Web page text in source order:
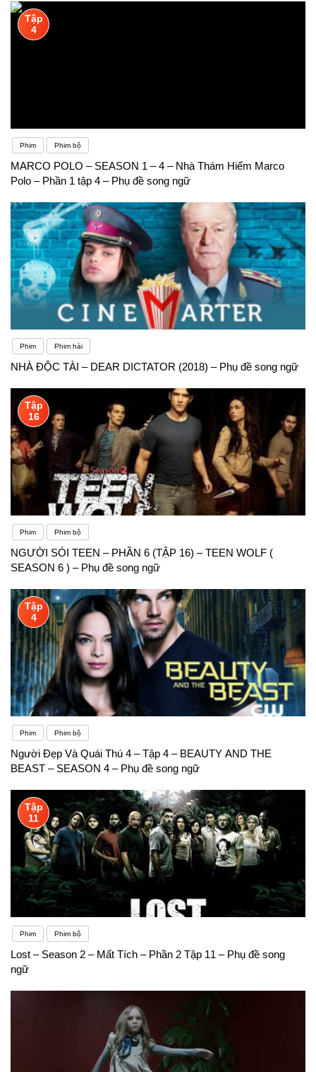
Tập
4
Phim Phim bộ
MARCO POLO – SEASON 1 – 4 – Nhà Thám Hiểm Marco
Polo – Phần 1 tập 4 – Phụ đề song ngữ
Phim Phim hài
NHÀ ĐỘC TÀI – DEAR DICTATOR (2018) – Phụ đề song ngữ
Tập
16
Phim Phim bộ
NGƯỜI SÓI TEEN – PHẦN 6 (TẬP 16) – TEEN WOLF (
SEASON 6 ) – Phụ đề song ngữ
Tập
4
Phim Phim bộ
Người Đẹp Và Quái Thú 4 – Tập 4 – BEAUTY AND THE
BEAST – SEASON 4 – Phụ đề song ngữ
Tập
11
Phim Phim bộ
Lost – Season 2 – Mất Tích – Phần 2 Tập 11 – Phụ đề song
ngữ